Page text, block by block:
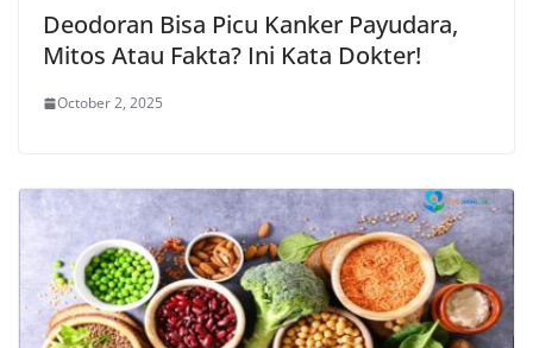
Deodoran Bisa Picu Kanker Payudara,
Mitos Atau Fakta? Ini Kata Dokter!
October 2, 2025